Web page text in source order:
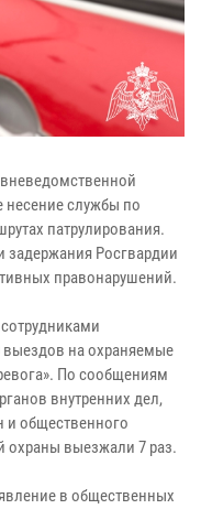
несение службы по
патрулирования.
Росгвардии
правонарушений.
выездов на охраняемые
По сообщениям
внутренних дел,
и общественного
охраны выезжали 7 раз.
в общественных